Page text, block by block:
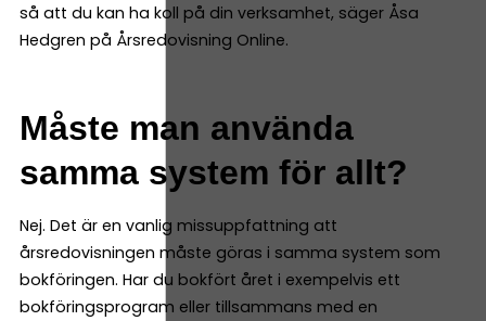
så att du kan ha koll på din verksamhet, säger Åsa
Hedgren på Årsredovisning Online.
Måste man använda
samma system för allt?
Nej. Det är en vanlig missuppfattning att
årsredovisningen måste göras i samma system som
bokföringen. Har du bokfört året i exempelvis ett
bokföringsprogram eller tillsammans med en